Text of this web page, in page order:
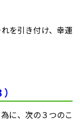
を引き付け、幸運
に、次の３つのこ